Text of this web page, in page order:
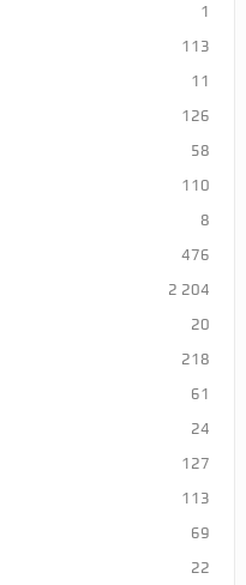
1
113
11
126
58
110
8
476
2 204
20
218
61
24
127
113
69
22